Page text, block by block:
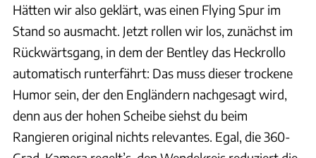
Hätten wir also geklärt, was einen Flying Spur im
Stand so ausmacht. Jetzt rollen wir los, zunächst im
Rückwärtsgang, in dem der Bentley das Heckrollo
automatisch runterfährt: Das muss dieser trockene
Humor sein, der den Engländern nachgesagt wird,
denn aus der hohen Scheibe siehst du beim
Rangieren original nichts relevantes. Egal, die 360-